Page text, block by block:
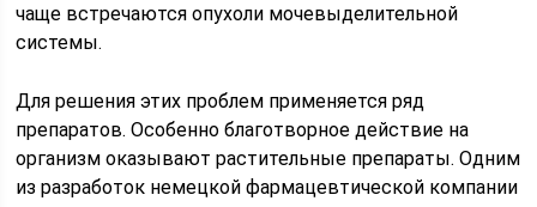
чаще встречаются опухоли мочевыделительной
системы.
Для решения этих проблем применяется ряд
препаратов. Особенно благотворное действие на
организм оказывают растительные препараты. Одним
из разработок немецкой фармацевтической компании